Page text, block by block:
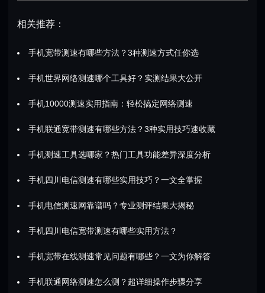
相关推荐：
手机宽带测速有哪些方法？3种测速方式任你选
手机世界网络测速哪个工具好？实测结果大公开
手机10000测速实用指南：轻松搞定网络测速
手机联通宽带测速有哪些方法？3种实用技巧速收藏
手机测速工具选哪家？热门工具功能差异深度分析
手机四川电信测速有哪些实用技巧？一文全掌握
手机电信测速网靠谱吗？专业测评结果大揭秘
手机四川电信宽带测速有哪些实用方法？
手机宽带在线测速常见问题有哪些？一文为你解答
手机联通网络测速怎么测？超详细操作步骤分享